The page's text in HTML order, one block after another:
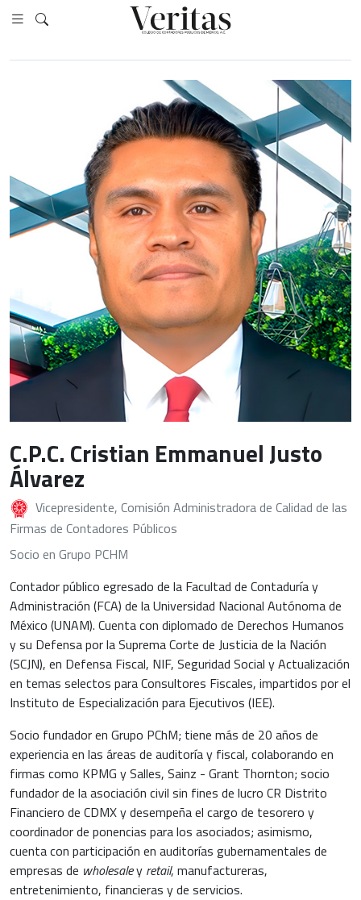
C.P.C. Cristian Emmanuel Justo
Álvarez
Vicepresidente, Comisión Administradora de Calidad de las
Firmas de Contadores Públicos
Socio en Grupo PCHM
Contador público egresado de la Facultad de Contaduría y
Administración (FCA) de la Universidad Nacional Autónoma de
México (UNAM). Cuenta con diplomado de Derechos Humanos
y su Defensa por la Suprema Corte de Justicia de la Nación
(SCJN), en Defensa Fiscal, NIF, Seguridad Social y Actualización
en temas selectos para Consultores Fiscales, impartidos por el
Instituto de Especialización para Ejecutivos (IEE).
Socio fundador en Grupo PChM; tiene más de 20 años de
experiencia en las áreas de auditoría y fiscal, colaborando en
firmas como KPMG y Salles, Sainz - Grant Thornton; socio
fundador de la asociación civil sin fines de lucro CR Distrito
Financiero de CDMX y desempeña el cargo de tesorero y
coordinador de ponencias para los asociados; asimismo,
cuenta con participación en auditorías gubernamentales de
empresas de wholesaley retail, manufactureras,
entretenimiento, financieras y de servicios.